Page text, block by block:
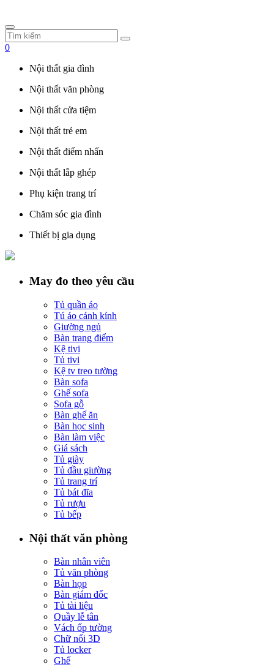
0
Nội thất gia đình
Nội thất văn phòng
Nội thất cửa tiệm
Nội thất trẻ em
Nội thất điểm nhấn
Nội thất lắp ghép
Phụ kiện trang trí
Chăm sóc gia đình
Thiết bị gia dụng
May đo theo yêu cầu
Tủ quần áo
Tú áo cánh kính
Giường ngủ
Bàn trang điểm
Kệ tivi
Tủ tivi
Kệ tv treo tường
Bàn sofa
Ghế sofa
Sofa gỗ
Bàn ghế ăn
Bàn học sinh
Bàn làm việc
Giá sách
Tủ giày
Tủ đầu giường
Tủ trang trí
Tủ bát đĩa
Tủ rượu
Tủ bếp
Nội thất văn phòng
Bàn nhân viên
Tủ văn phòng
Bàn họp
Bàn giám đốc
Tủ tài liệu
Quầy lễ tân
Vách ốp tường
Chữ nổi 3D
Tủ locker
Ghế